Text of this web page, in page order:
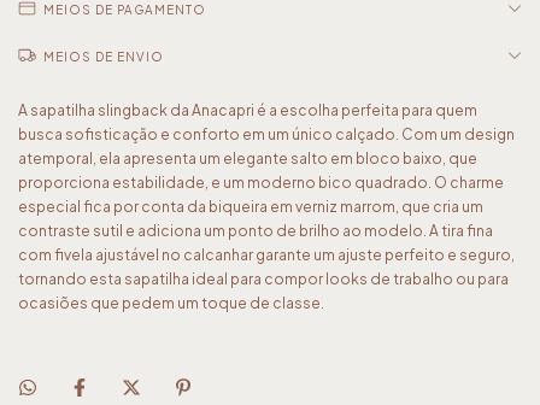
MEIOS DE PAGAMENTO
MEIOS DE ENVIO
A sapatilha slingback da Anacapri é a escolha perfeita para quem
busca sofisticação e conforto em um único calçado. Com um design
atemporal, ela apresenta um elegante salto em bloco baixo, que
proporciona estabilidade, e um moderno bico quadrado. O charme
especial fica por conta da biqueira em verniz marrom, que cria um
contraste sutil e adiciona um ponto de brilho ao modelo. A tira fina
com fivela ajustável no calcanhar garante um ajuste perfeito e seguro,
tornando esta sapatilha ideal para compor looks de trabalho ou para
ocasiões que pedem um toque de classe.